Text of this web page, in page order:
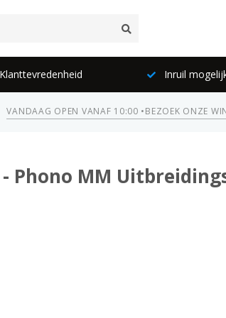
Inruil
VANDAAG OPEN VANAF 10:00 •BEZOEK ONZE
Phono MM